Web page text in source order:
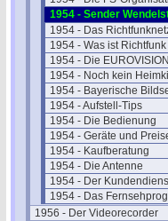
1954 - Sender
1954 - Das
1954 - Was ist
1954 - Die EUROVISION
1954 - Noch kein
1954 - Bayerische
1954 - Aufstell-Tips
1954 - Die Bedienung
1954 - Geräte und
1954 - Kaufberatung
1954 - Die Antenne
1954 - Der
1954 - Das
1956 - Der Videorecorder